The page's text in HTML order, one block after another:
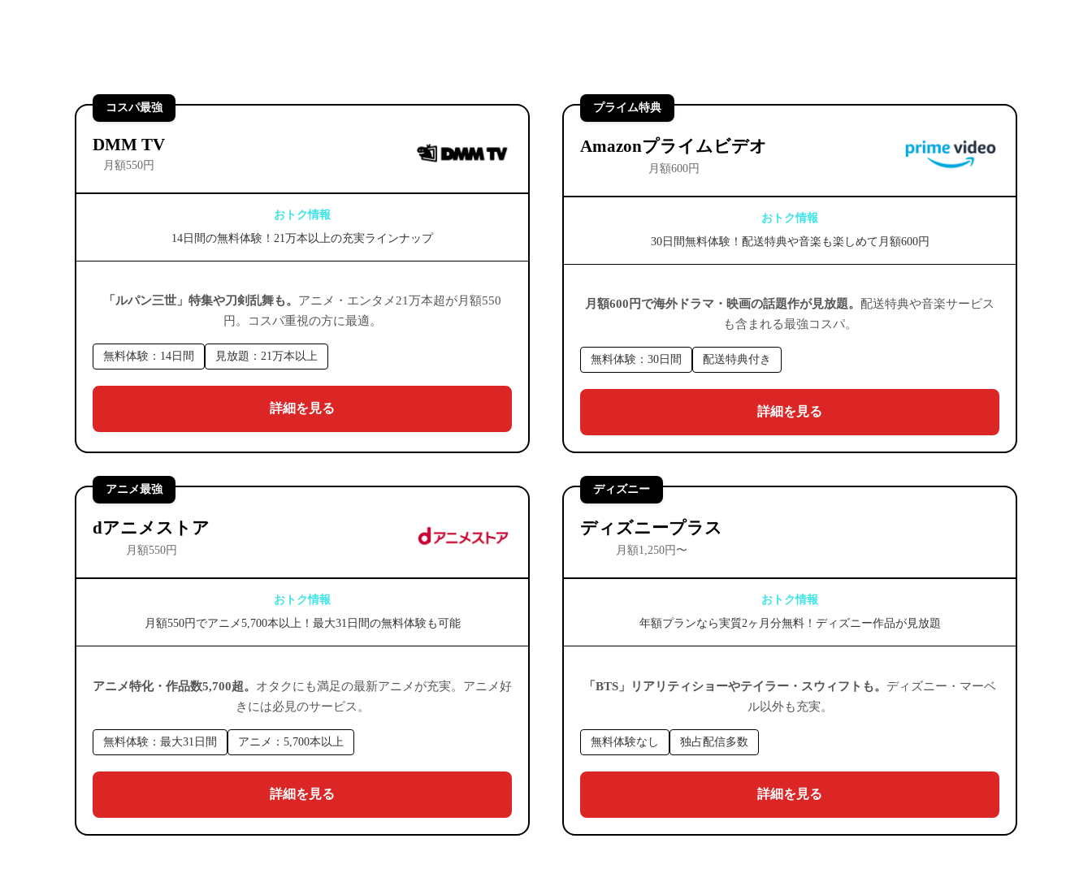
コスパ最強
DMM TV
月額550円
おトク情報
14日間の無料体験！21万本以上の充実ラインナップ
「ルパン三世」特集や刀剣乱舞も。 アニメ・エンタメ21万本超が月額550
円。コスパ重視の方に最適。
無料体験：14日間 見放題：21万本以上
詳細を見る
プライム特典
Amazonプライムビデオ
月額600円
おトク情報
30日間無料体験！配送特典や音楽も楽しめて月額600円
月額600円で海外ドラマ・映画の話題作が見放題。 配送特典や音楽サービス
も含まれる最強コスパ。
無料体験：30日間 配送特典付き
詳細を見る
アニメ最強
dアニメストア
月額550円
おトク情報
月額550円でアニメ5,700本以上！最大31日間の無料体験も可能
アニメ特化・作品数5,700超。 オタクにも満足の最新アニメが充実。アニメ好
きには必見のサービス。
無料体験：最大31日間 アニメ：5,700本以上
詳細を見る
ディズニー
ディズニープラス
月額1,250円〜
おトク情報
年額プランなら実質2ヶ月分無料！ディズニー作品が見放題
「BTS」リアリティショーやテイラー・スウィフトも。 ディズニー・マーベ
ル以外も充実。
無料体験なし 独占配信多数
詳細を見る